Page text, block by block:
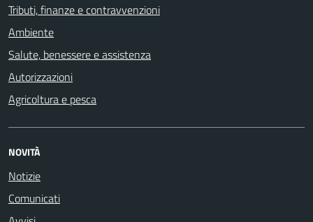
Tributi, finanze e contravvenzioni
Ambiente
Salute, benessere e assistenza
Autorizzazioni
Agricoltura e pesca
NOVITÀ
Notizie
Comunicati